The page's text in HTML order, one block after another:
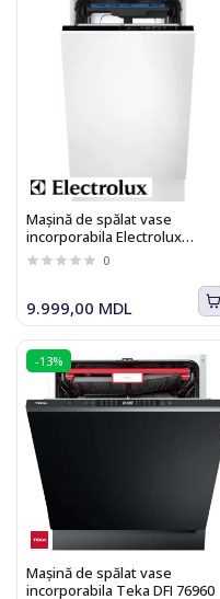
Mașină de spălat vase
incorporabila Electrolux
EEA23200L, AirDry, 6 programe,
45 cm, Clasa E, Inverter
0
9.999,00 MDL
-13%
Mașină de spălat vase
incorporabila Teka DFI 76960